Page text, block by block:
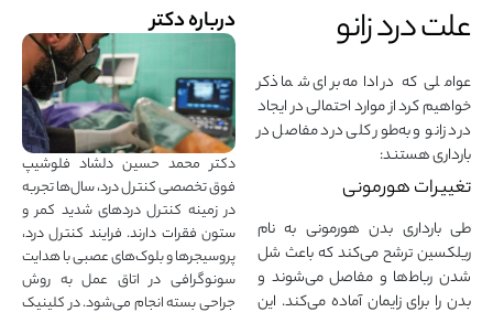
علت درد زانو
عواملی که در ادامه برای شما ذکر
خواهیم کرد از موارد احتمالی در ایجاد
درد زانو و به‌طور کلی درد مفاصل در
بارداری هستند:
تغییرات هورمونی
طی بارداری بدن هورمونی به نام
ریلکسین ترشح می‌کند که باعث شل
شدن رباط‌ها و مفاصل می‌شوند و
بدن را برای زایمان آماده می‌کند. این
درباره دکتر
دکتر محمد حسین دلشاد فلوشیپ
فوق تخصصی کنترل درد، سال‌ها تجربه
در زمینه کنترل دردهای شدید کمر و
ستون فقرات دارند. فرایند کنترل درد،
پروسیجرها و بلوک‌های عصبی با هدایت
سونوگرافی در اتاق عمل به روش
جراحی بسته انجام می‌شود. در کلینیک